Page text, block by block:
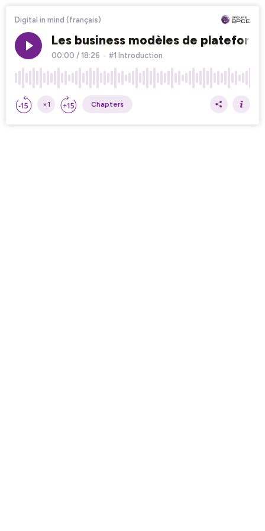
Digital in mind (français)
Les business modèles de
00:00 / 18:26 #1 Introduction
×1 Chapters